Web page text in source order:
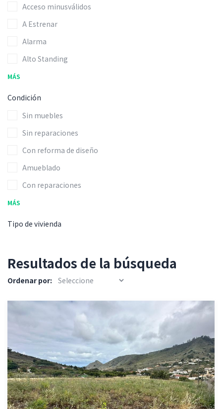
Acceso minusválidos
A Estrenar
Alarma
Alto Standing
MÁS
Condición
Sin muebles
Sin reparaciones
Con reforma de diseño
Amueblado
Con reparaciones
MÁS
Tipo de vivienda
Resultados de la búsqueda
Ordenar por: